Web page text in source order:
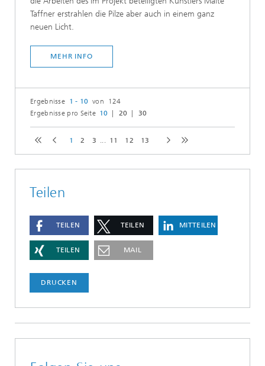
Taffner erstrahlen die Pilze aber auch in einem ganz
neuen Licht.
MEHR INFO
Ergebnisse 1 - 10 von 124
Ergebnisse pro Seite 10 20 30
1 2 3 ... 11 12 13
Teilen
TEILEN TEILEN MITTEILEN
TEILEN MAIL
DRUCKEN